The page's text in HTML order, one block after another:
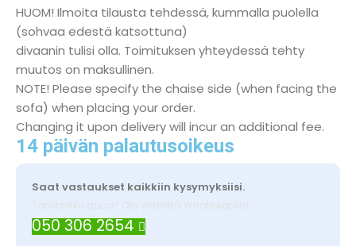
HUOM! Ilmoita tilausta tehdessä, kummalla puolella
(sohvaa edestä katsottuna)
divaanin tulisi olla. Toimituksen yhteydessä tehty
muutos on maksullinen.
NOTE! Please specify the chaise side (when facing the
sofa) when placing your order.
Changing it upon delivery will incur an additional fee.
14 päivän palautusoikeus
Saat vastaukset kaikkiin kysymyksiisi.
Tarvitsetko apua? Ota yhteyttä WhatsAppilla
050 306 2654